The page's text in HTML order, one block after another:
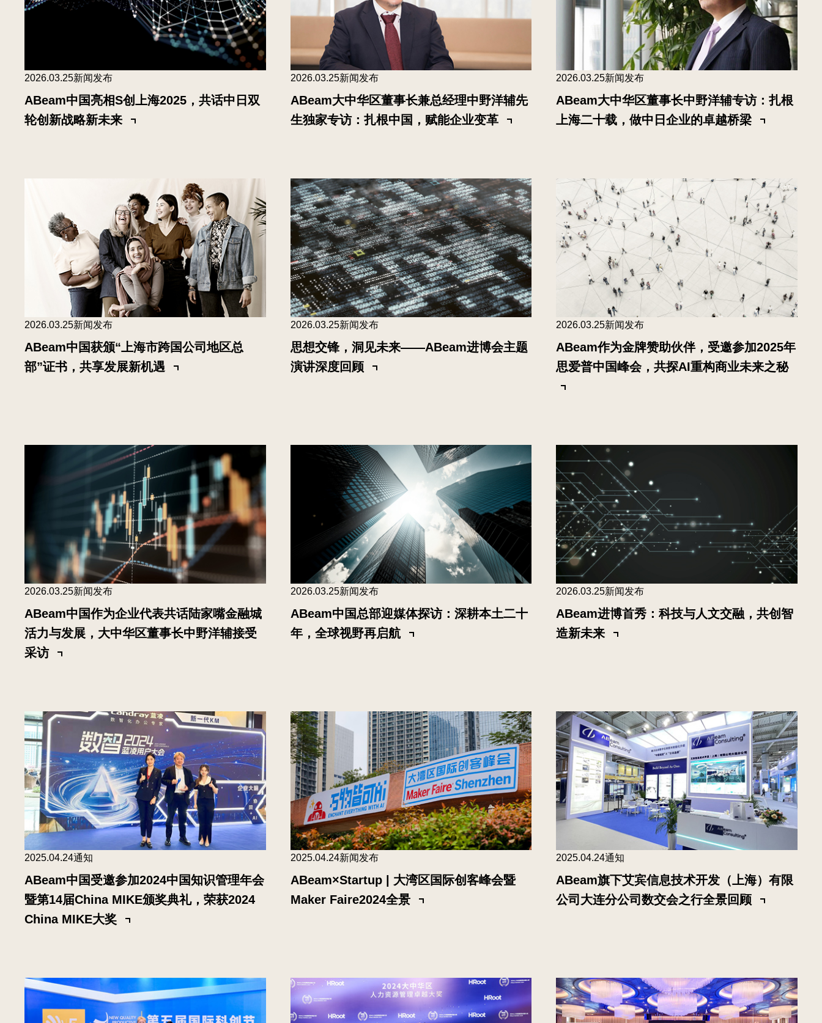
2026.03.25新闻发布
ABeam中国亮相S创上海2025，共话中日双
轮创新战略新未来
2026.03.25新闻发布
ABeam大中华区董事长兼总经理中野洋辅先
生独家专访：扎根中国，赋能企业变革
2026.03.25新闻发布
ABeam大中华区董事长中野洋辅专访：扎根
上海二十载，做中日企业的卓越桥梁
2026.03.25新闻发布
ABeam中国获颁“上海市跨国公司地区总
部”证书，共享发展新机遇
2026.03.25新闻发布
思想交锋，洞见未来——ABeam进博会主题
演讲深度回顾
2026.03.25新闻发布
ABeam作为金牌赞助伙伴，受邀参加2025年
思爱普中国峰会，共探AI重构商业未来之秘
2026.03.25新闻发布
ABeam中国作为企业代表共话陆家嘴金融城
活力与发展，大中华区董事长中野洋辅接受
采访
2026.03.25新闻发布
ABeam中国总部迎媒体探访：深耕本土二十
年，全球视野再启航
2026.03.25新闻发布
ABeam进博首秀：科技与人文交融，共创智
造新未来
2025.04.24通知
ABeam中国受邀参加2024中国知识管理年会
暨第14届China MIKE颁奖典礼，荣获2024
China MIKE大奖
2025.04.24新闻发布
ABeam×Startup | 大湾区国际创客峰会暨
Maker Faire2024全景
2025.04.24通知
ABeam旗下艾宾信息技术开发（上海）有限
公司大连分公司数交会之行全景回顾